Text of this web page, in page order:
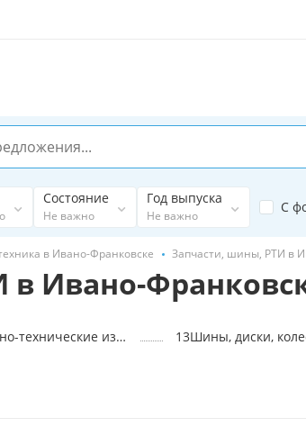
Состояние
Не важно
Год выпуска
Не важно
С
в Ивано-Франковске Запчасти, шины, РТИ в
Ивано-
РТИ (резино-технические изделия) 13Шины, диски,